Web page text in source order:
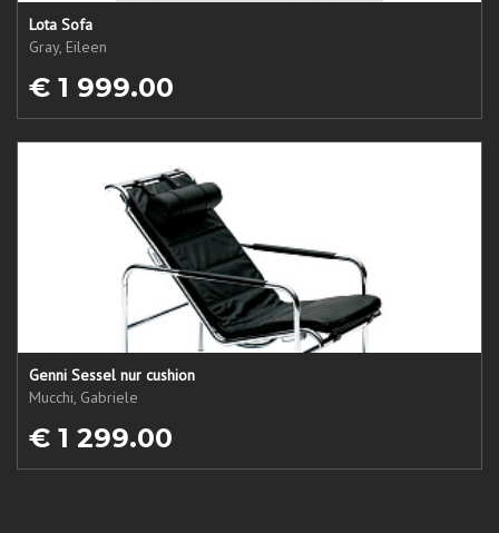
Lota Sofa
Gray, Eileen
€ 1 999.00
Genni Sessel nur cushion
Mucchi, Gabriele
€ 1 299.00